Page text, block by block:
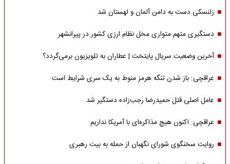
زلنسکی دست به دامن آلمان و لهستان شد
دستگیری متهم متواری مخل نظام ارزی کشور در پیرانشهر
آخرین وضعیت سریال پایتخت | عطاران به تلویزیون برمی‌گردد؟
عراقچی: باز شدن تنگه هرمز منوط به یک سری شرایط است
عامل اصلی قتل حمیدرضا رجب‌زاده دستگیر شد
عراقچی: اکنون هیچ مذاکره‌ای با آمریکا نداریم
روایت سخنگوی شورای نگهبان از حمله به بیت رهبری